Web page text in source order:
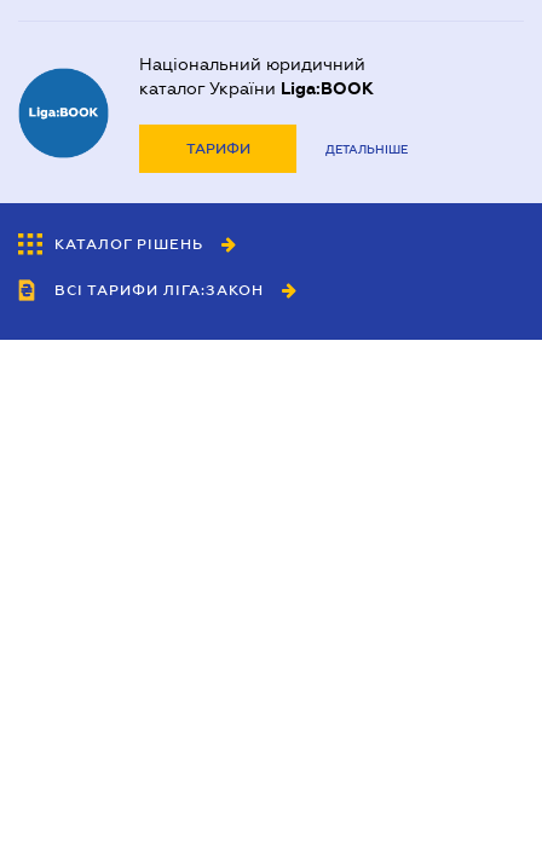
Національний юридичний
каталог України Liga:BOOK
ТАРИФИ ДЕТАЛЬНІШЕ
КАТАЛОГ РІШЕНЬ
ВСІ ТАРИФИ ЛІГА:ЗАКОН